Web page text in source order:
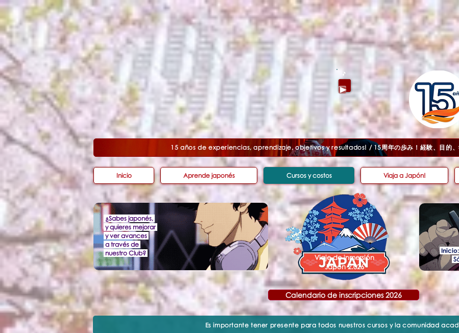
🎵
15 años de experiencias, aprendizaje, objetivos y resultados! / 15周年の歩み！経験、目的、
Inicio Aprende japonés Cursos y costos Viaja a Japón!
¿Sabes japonés,
y quieres mejorar
y ver avances
a través de
nuestro Club?
Viaje de inmersión
Japón 2.026
​ Inicio:
Calendario de inscripciones 2026
Es importante tener presente para todos nuestros cursos y la comunidad